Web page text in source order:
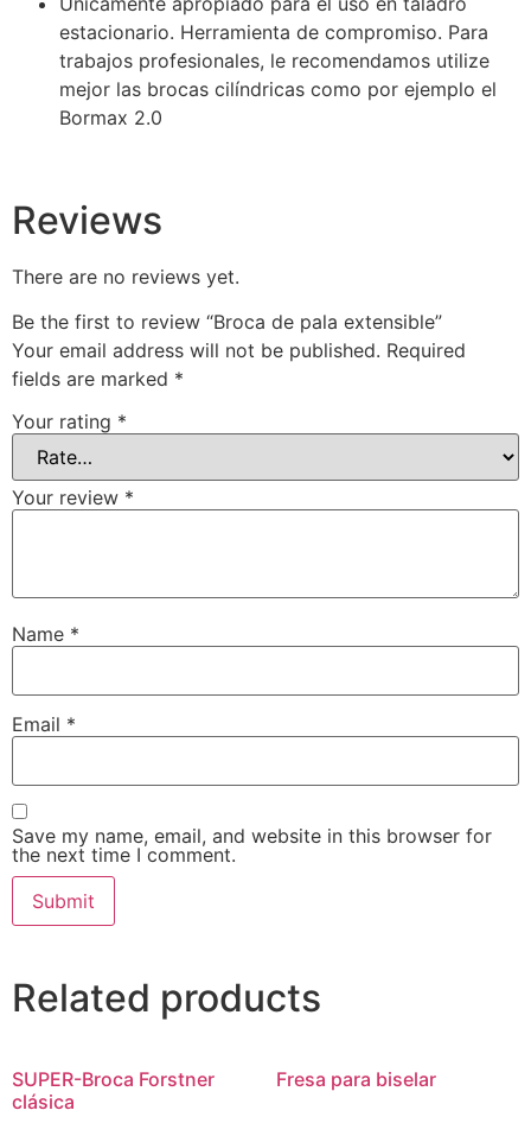
estacionario. Herramienta de compromiso. Para
trabajos profesionales, le recomendamos utilize
mejor las brocas cilíndricas como por ejemplo el
Bormax 2.0
Reviews
There are no reviews yet.
Be the first to review “Broca de pala extensible”
Your email address will not be published. Required
fields are marked *
Your rating *
Your review *
Name *
Email *
Save my name, email, and website in this browser for
the next time I comment.
Related products
SUPER-Broca Forstner
clásica
Fresa para biselar